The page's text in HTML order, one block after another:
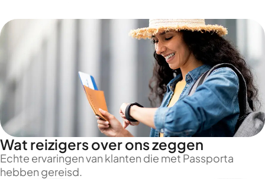
Wat reizigers over ons zeggen
Echte ervaringen van klanten die met Passporta
hebben gereisd.